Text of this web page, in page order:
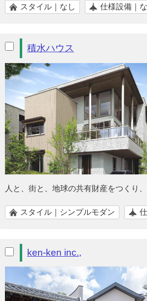
スタイル｜なし 仕様設備｜
積水ハウス
人と、街と、地球の共有財産をつくり
スタイル｜シンプルモダン
ken-ken inc.,